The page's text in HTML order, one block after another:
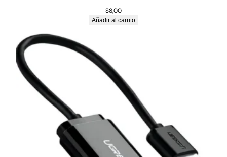
$8,00
Añadir al carrito